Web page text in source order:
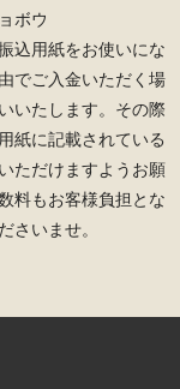
ボウ
込用紙をお使いにな
でご入金いただく場
いたします。その際
紙に記載されている
ただけますようお願
料もお客様負担とな
さいませ。